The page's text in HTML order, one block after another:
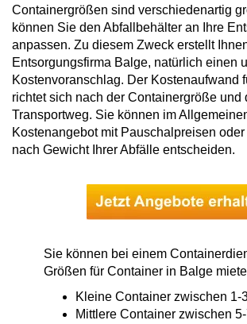
Containergrößen sind verschiedenartig
können Sie den Abfallbehälter an Ihre
anpassen. Zu diesem Zweck erstellt
Entsorgungsfirma Balge, natürlich einen
Kostenvoranschlag. Der Kostenaufwand
richtet sich nach der Containergröße und
Transportweg. Sie können im
Kostenangebot mit Pauschalpreisen
nach Gewicht Ihrer Abfälle entscheiden.
Sie können bei einem
Größen für Container in Balge
Kleine Container zwischen 1-
Mittlere Container zwischen 5-